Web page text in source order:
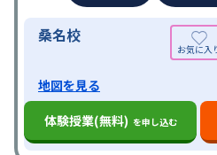
桑名校
地図を見る
体験授業(無料) を申し込む